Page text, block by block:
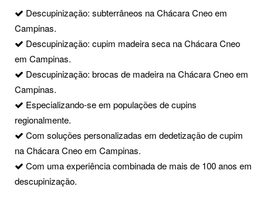
Descupinização: subterrâneos na Chácara Cneo em
Campinas.
Descupinização: cupim madeira seca na Chácara Cneo
em Campinas.
Descupinização: brocas de madeira na Chácara Cneo em
Campinas.
Especializando-se em populações de cupins
regionalmente.
Com soluções personalizadas em dedetização de cupim
na Chácara Cneo em Campinas.
Com uma experiência combinada de mais de 100 anos em
descupinização.